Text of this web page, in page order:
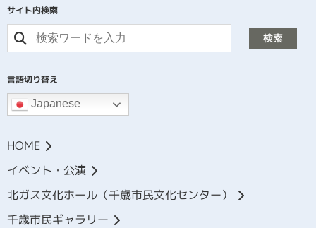
サイト内検索
検索
言語切り替え
Japanese
HOME
イベント・公演
北ガス文化ホール（千歳市民文化センター）
千歳市民ギャラリー